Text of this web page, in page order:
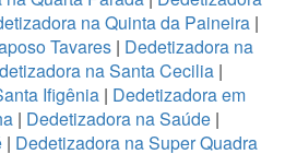
na Quinta da Paineira |
Tavares | Dedetizadora na
na Santa Cecilia|
Ifigênia | Dedetizadora em
| Dedetizadora na Saúde|
| Dedetizadora na Super Quadra